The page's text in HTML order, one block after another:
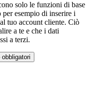
solo le funzioni di base
esempio di inserire i
tuo account cliente. Ciò
a te e che i dati
a terzi.
obbligatori